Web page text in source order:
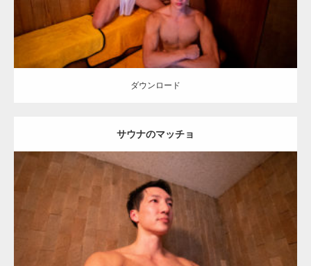
ダウンロード
サウナのマッチョ
Update:2023.02.11
Category: AKIHITO(細マッチョ) 上腕三頭筋
管